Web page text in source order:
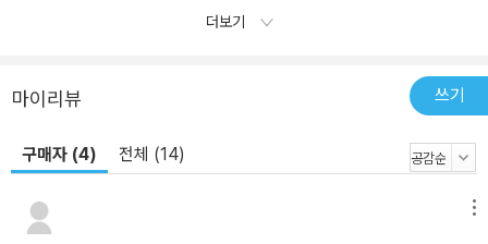
더보기
마이리뷰 쓰기
구매자 (4) 전체 (14)